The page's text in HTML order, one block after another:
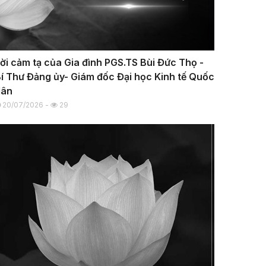
cảm tạ của Gia đình PGS.TS Bùi Đức Thọ -
Thư Đảng ủy- Giám đốc Đại học Kinh tế Quốc
20/07/2026 - 29